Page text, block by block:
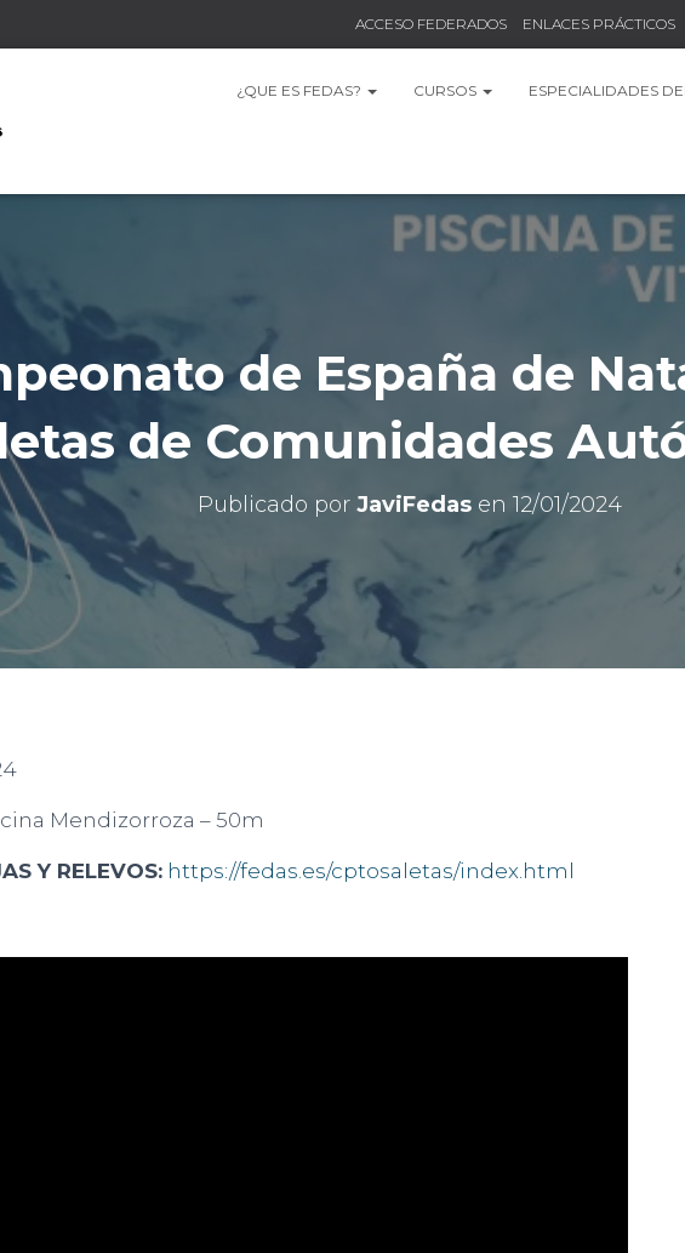
ACCESO FEDERADOS ENLACES PRÁCTICOS
¿QUE ES FEDAS? CURSOS ESPECIALIDADES
de España de
de Comunidades
Publicado por JaviFedas en 12/01/2024
Mendizorroza – 50m
Y RELEVOS: https://fedas.es/cptosaletas/index.html